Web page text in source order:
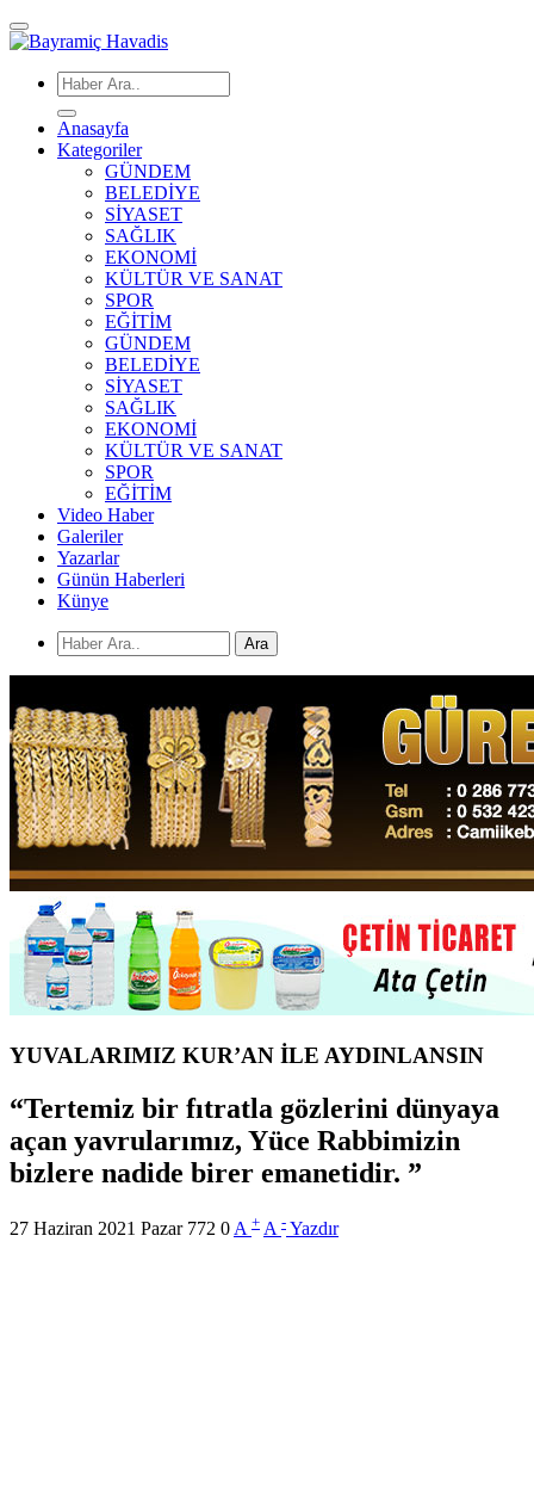
Anasayfa
Kategoriler
GÜNDEM
BELEDİYE
SİYASET
SAĞLIK
EKONOMİ
KÜLTÜR VE SANAT
SPOR
EĞİTİM
GÜNDEM
BELEDİYE
SİYASET
SAĞLIK
EKONOMİ
KÜLTÜR VE SANAT
SPOR
EĞİTİM
Video Haber
Galeriler
Yazarlar
Günün Haberleri
Künye
Ara
YUVALARIMIZ KUR’AN İLE AYDINLANSIN
Tertemiz bir fıtratla gözlerini dünyaya
açan yavrularımız, Yüce Rabbimizin
bizlere nadide birer emanetidir.
27 Haziran 2021 Pazar 772 0 A + A - Yazdır